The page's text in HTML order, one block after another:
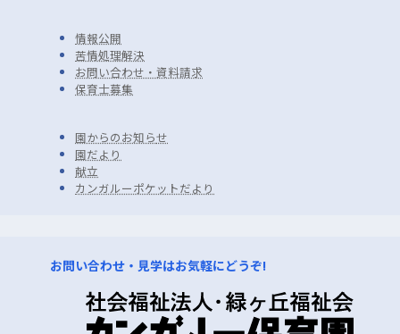
情報公開
苦情処理解決
お問い合わせ・資料請求
保育士募集
園からのお知らせ
園だより
献立
カンガルーポケットだより
お問い合わせ・見学はお気軽にどうぞ!